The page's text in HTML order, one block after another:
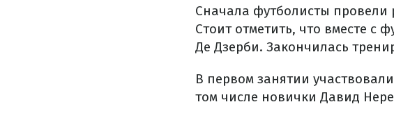
Сначала футболисты провели
Стоит отметить, что вместе с
Де Дзерби. Закончилась
В первом занятии
том числе новички Давид